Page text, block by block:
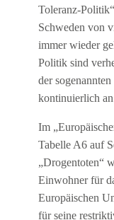
Toleranz-
Schweden von
immer wieder
Politik sind
der
kontinuierlich
Im
Tabelle A6 auf
„Drogentoten“
Einwohner für
Europäischen
für seine